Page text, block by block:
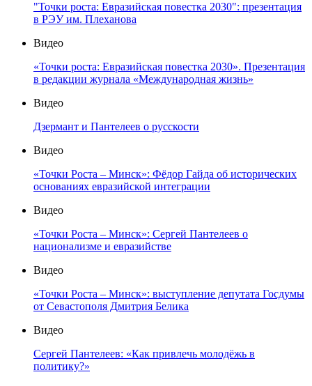
"Точки роста: Евразийская повестка 2030": презентация
в РЭУ им. Плеханова
Видео
«Точки роста: Евразийская повестка 2030». Презентация
в редакции журнала «Международная жизнь»
Видео
Дзермант и Пантелеев о русскости
Видео
«Точки Роста – Минск»: Фёдор Гайда об исторических
основаниях евразийской интеграции
Видео
«Точки Роста – Минск»: Сергей Пантелеев о
национализме и евразийстве
Видео
«Точки Роста – Минск»: выступление депутата Госдумы
от Севастополя Дмитрия Белика
Видео
Сергей Пантелеев: «Как привлечь молодёжь в
политику?»